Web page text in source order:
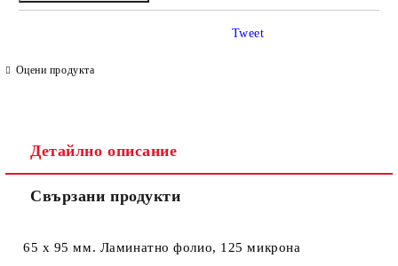
Оцени продукта
Tweet
Детайлно описание
Свързани продукти
65 x 95 мм. Ламинатно фолио, 125 микрона